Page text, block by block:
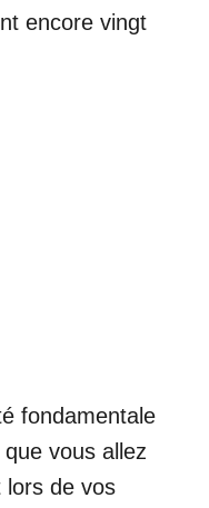
encore vingt
fondamentale
vous allez
lors de vos